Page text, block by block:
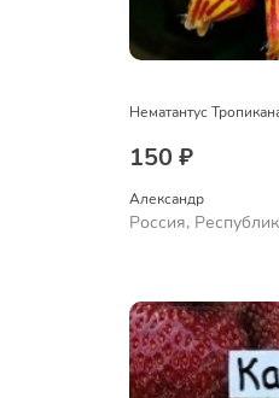
Нематантус
150 ₽
Александр
Россия,